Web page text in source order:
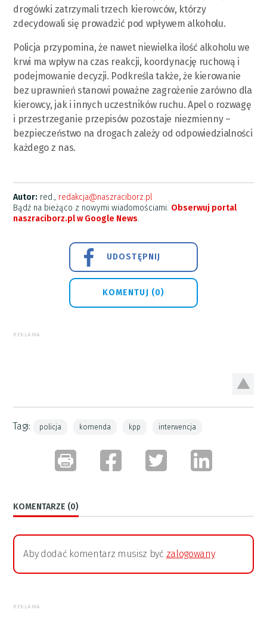
drogówki zatrzymali trzech kierowców, którzy
zdecydowali się prowadzić pod wpływem alkoholu.
Policja przypomina, że nawet niewielka ilość alkoholu we
krwi ma wpływ na czas reakcji, koordynację ruchową i
podejmowanie decyzji. Podkreśla także, że kierowanie
bez uprawnień stanowi poważne zagrożenie zarówno dla
kierowcy, jak i innych uczestników ruchu. Apel o rozwagę
i przestrzeganie przepisów pozostaje niezmienny –
bezpieczeństwo na drogach zależy od odpowiedzialności
każdego z nas.
Autor: red., redakcja@naszraciborz.pl
Bądź na bieżąco z nowymi wiadomościami. Obserwuj portal
naszraciborz.pl w Google News.
UDOSTĘPNIJ
KOMENTUJ (0)
REKLAMA
Tagi: policja komenda kpp interwencja
KOMENTARZE (0)
Aby dodać komentarz musisz być zalogowany
REKLAMA